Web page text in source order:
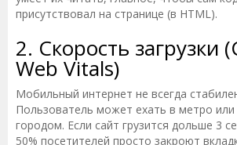
присутствовал на странице (в HTML).
2. Скорость загрузки
Web Vitals)
Мобильный интернет не всегда
Пользователь может ехать в метро или
городом. Если сайт грузится дольше 3
50% посетителей просто закроют